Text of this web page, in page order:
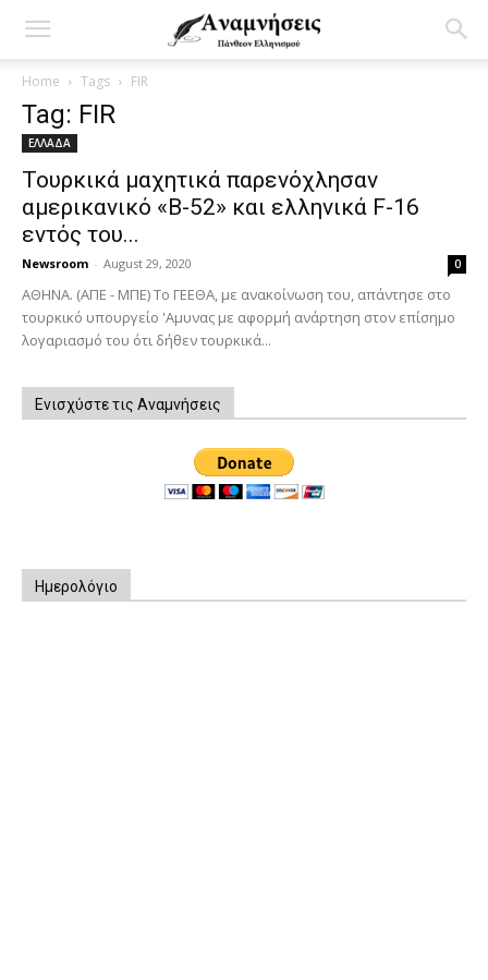
Home Tags FIR
Tag: FIR
ΕΛΛΑΔΑ
Τουρκικά μαχητικά παρενόχλησαν
αμερικανικό «Β-52» και ελληνικά F-16
εντός του...
Newsroom - August 29, 2020 0
ΑΘΗΝΑ. (ΑΠΕ - ΜΠΕ) Το ΓΕΕΘΑ, με ανακοίνωση του, απάντησε στο
τουρκικό υπουργείο 'Αμυνας με αφορμή ανάρτηση στον επίσημο
λογαριασμό του ότι δήθεν τουρκικά...
Ενισχύστε τις Αναμνήσεις
Ημερολόγιο